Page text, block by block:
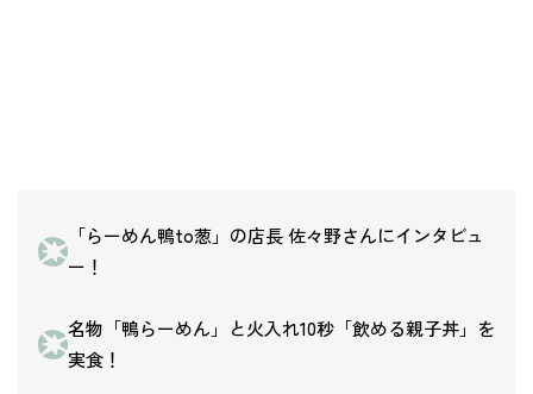
「らーめん鴨to葱」の店長 佐々野さんにインタビュ
ー！
名物「鴨らーめん」と火入れ10秒「飲める親子丼」を
実食！